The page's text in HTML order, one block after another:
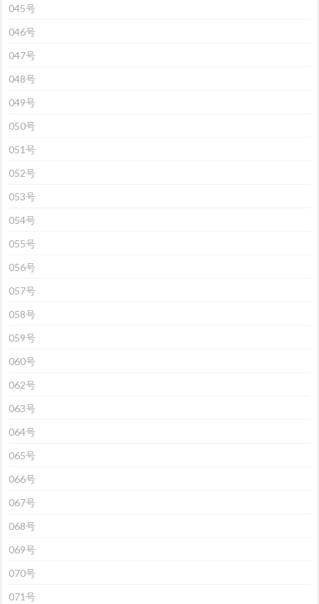
045号
046号
047号
048号
049号
050号
051号
052号
053号
054号
055号
056号
057号
058号
059号
060号
062号
063号
064号
065号
066号
067号
068号
069号
070号
071号